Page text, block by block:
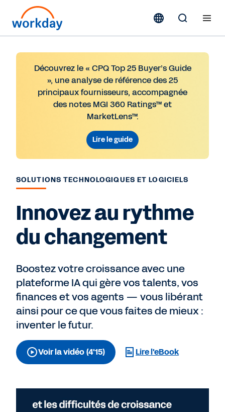
Découvrez le « CPQ Top 25 Buyer’s Guide
», une analyse de référence des 25
principaux fournisseurs, accompagnée
des notes MGI 360 Ratings™ et
MarketLens™.
Lire le guide
SOLUTIONS TECHNOLOGIQUES ET LOGICIELS
Innovez au rythme
du changement
Boostez votre croissance avec une
plateforme IA qui gère vos talents, vos
finances et vos agents — vous libérant
ainsi pour ce que vous faites de mieux :
inventer le futur.
Voir la vidéo (4'15) Lire l'eBook